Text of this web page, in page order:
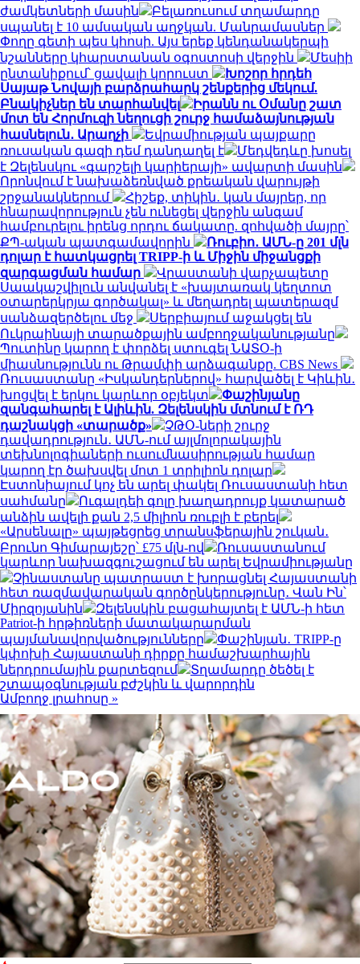
ժամկետների մասին
Բելառուսում տղամարդը
սպանել է 10 ամսական աղջկան. Մանրամասներ
Փողը գետի պես կհոսի. Այս երեք կենդանակերպի
նշանները կհարստանան օգոստոսի վերջին
Մեսիի
ընտանիքում՝ ցավալի կորուստ
Խոշոր հրդեհ
Սայաթ Նովայի բարձրահարկ շենքերից մեկում.
Բնակիչներ են տարհանվել
Իրանն ու Օմանը շատ
մոտ են Հորմուզի նեղուցի շուրջ համաձայնության
հասնելուն․ Արաղչի
Եվրամիության պայքարը
ռուսական գազի դեմ դանդաղել է
Մեդվեդևը խոսել
է Զելենսկու «գարշելի կարիերայի» ավարտի մասին
Որոնվում է նախաձեռնված քրեական վարույթի
շրջանակներում
Հիշեք, տիկին․ կան մայրեր, որ
հնարավորություն չեն ունեցել վերջին անգամ
համբուրելու իրենց որդու ճակատը. զոհվածի մայրը՝
ՔՊ-ական պատգամավորին
Ռուբիո․ ԱՄՆ-ը 201 մլն
դոլար է հատկացրել TRIPP-ի և Միջին միջանցքի
զարգացման համար
Վրաստանի վարչապետը
Սաակաշվիլուն անվանել է «խայտառակ կեղտոտ
օտարերկրյա գործակալ» և մեղադրել պատերազմ
սանձազերծելու մեջ
Սերբիայում աջակցել են
Ուկրաինայի տարածքային ամբողջականությանը
Պուտինը կարող է փորձել ստուգել ՆԱՏՕ-ի
միասնությունն ու Թրամփի արձագանքը. CBS News
Ռուսաստանը «Իսկանդերներով» հարվածել է Կիևին․
խոցվել է երկու կարևոր օբյեկտ
Փաշինյանը
զանգահարել է Ալիևին. Զելենսկին մտնում է ՌԴ
դաշնակցի «տարածք»
ՉԹՕ-ների շուրջ
դավադրություն․ ԱՄՆ-ում այլմոլորակային
տեխնոլոգիաների ուսումնասիրության համար
կարող էր ծախսվել մոտ 1 տրիլիոն դոլար
Էստոնիայում կոչ են արել փակել Ռուսաստանի հետ
սահմանը
Ուգալդեի գոլը խաղադրույք կատարած
անձին ավելի քան 2,5 միլիոն ռուբլի է բերել
«Արսենալը» պայթեցրեց տրանսֆերային շուկան․
Բրունո Գիմարայեշը՝ £75 մլն-ով
Ռուսաստանում
կարևոր նախազգուշացում են արել Եվրամիությանը
Չինաստանը պատրաստ է խորացնել Հայաստանի
հետ ռազմավարական գործընկերությունը․ Վան Ին՝
Միրզոյանին
Զելենսկին բացահայտել է ԱՄՆ-ի հետ
Patriot-ի հրթիռների մատակարարման
պայմանավորվածությունները
Փաշինյան․ TRIPP-ը
կփոխի Հայաստանի դիրքը համաշխարհային
ներդրումային քարտեզում
Տղամարդը ծեծել է
շտապօգնության բժշկին և վարորդին
Ամբողջ լրահոսը »